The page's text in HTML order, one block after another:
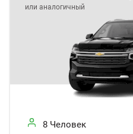
или аналогичный
8 Человек